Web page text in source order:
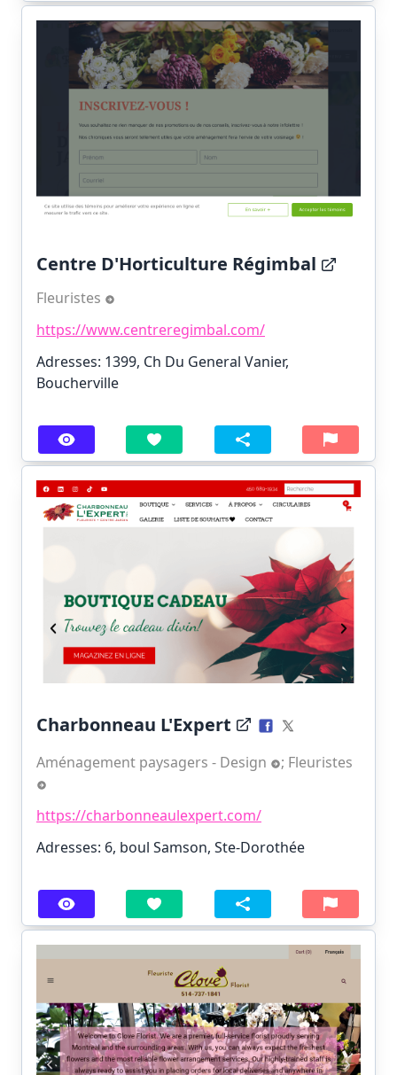
Centre D'Horticulture Régimbal
Fleuristes
https://www.centreregimbal.com/
Adresses: 1399, Ch Du General Vanier,
Boucherville
Charbonneau L'Expert
Aménagement paysagers - Design ; Fleuristes
https://charbonneaulexpert.com/
Adresses: 6, boul Samson, Ste-Dorothée